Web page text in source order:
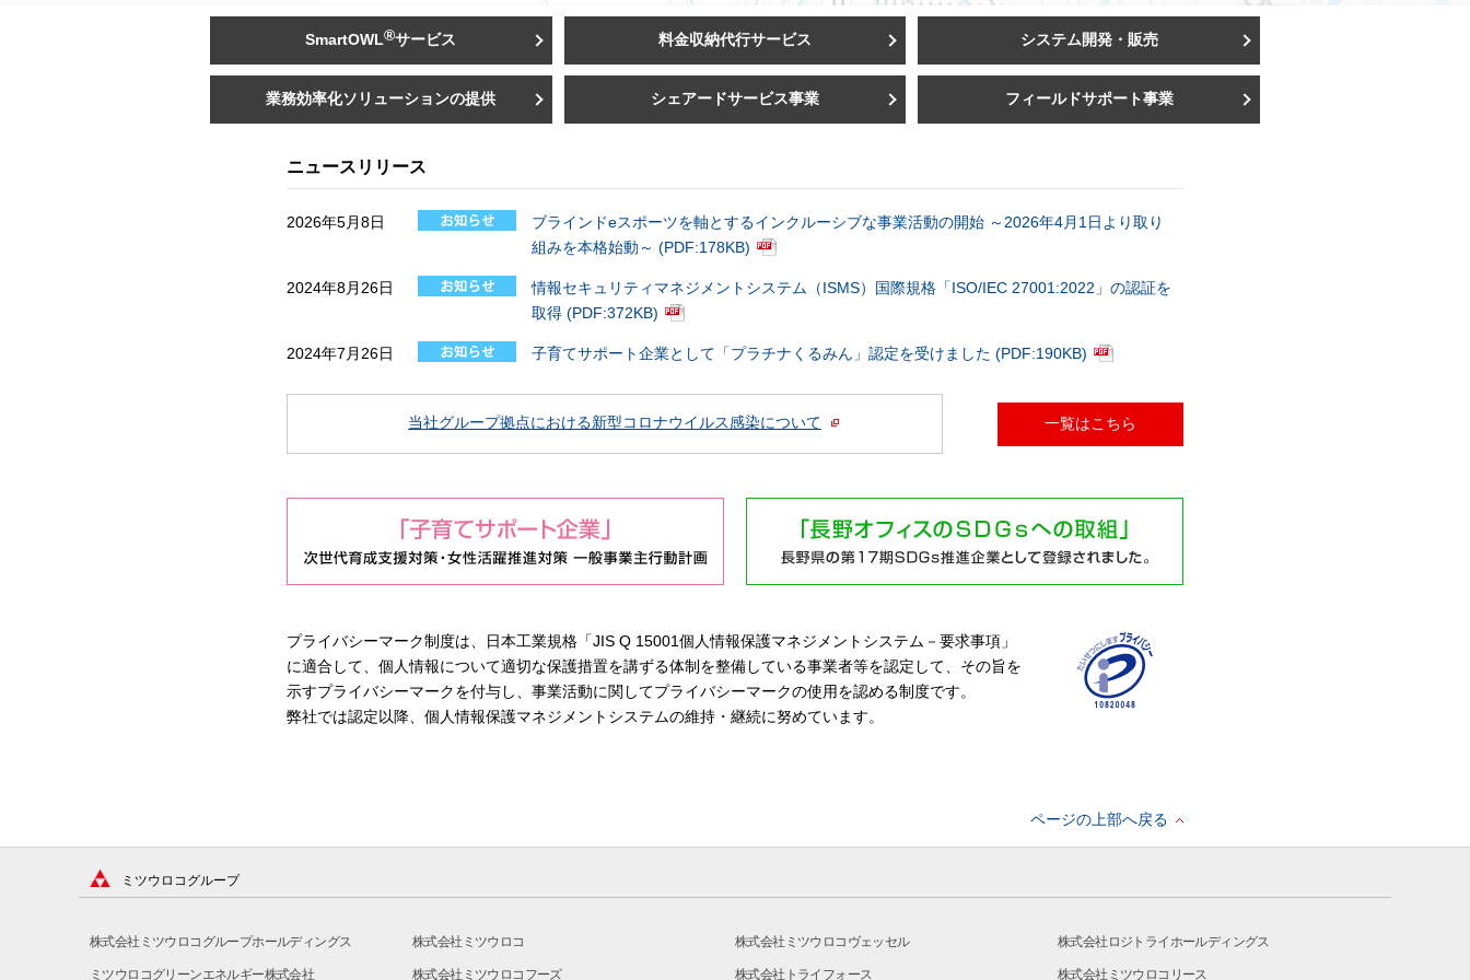
SmartOWL®サービス 料金収納代行サービス システム開発・販売
業務効率化ソリューションの提供 シェアードサービス事業 フィールドサポート事業
ニュースリリース
2026年5月8日
ブラインドeスポーツを軸とするインクルーシブな事業活動の開始 ～2026年4月1日より取り
組みを本格始動～ (PDF:178KB)
2024年8月26日
情報セキュリティマネジメントシステム（ISMS）国際規格「ISO/IEC 27001:2022」の認証を
取得 (PDF:372KB)
2024年7月26日 子育てサポート企業として「プラチナくるみん」認定を受けました (PDF:190KB)
一覧はこちら
当社グループ拠点における新型コロナウイルス感染について
プライバシーマーク制度は、日本工業規格「JIS Q 15001個人情報保護マネジメントシステム－要求事項」
に適合して、個人情報について適切な保護措置を講ずる体制を整備している事業者等を認定して、その旨を
示すプライバシーマークを付与し、事業活動に関してプライバシーマークの使用を認める制度です。
弊社では認定以降、個人情報保護マネジメントシステムの維持・継続に努めています。
ページの上部へ戻る
ミツウロコグループ
株式会社ミツウロコグループホールディングス 株式会社ミツウロコ 株式会社ミツウロコヴェッセル 株式会社ロジトライホールディングス
ミツウロコグリーンエネルギー株式会社 株式会社ミツウロコフーズ 株式会社トライフォース 株式会社ミツウロコリース